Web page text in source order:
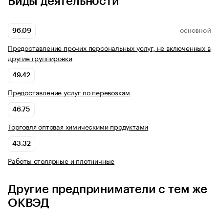
96.09 ОСНОВНОЙ
Предоставление прочих персональных услуг, не включенных в
другие группировки
49.42
Предоставление услуг по перевозкам
46.75
Торговля оптовая химическими продуктами
43.32
Работы столярные и плотничные
Другие предприниматели с тем же
ОКВЭД